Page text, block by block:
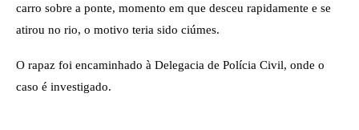
carro sobre a ponte, momento em que desceu rapidamente e se
atirou no rio, o motivo teria sido ciúmes.
O rapaz foi encaminhado à Delegacia de Polícia Civil, onde o
caso é investigado.